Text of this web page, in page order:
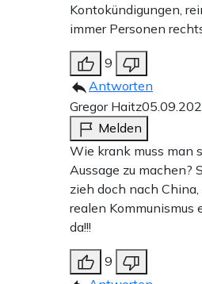
Kontokündigungen,
immer Personen
9
Antworten
Gregor Haitz
Melden
Wie krank muss man
Aussage zu machen?
zieh doch nach
realen Kommunismus
da!!!
9